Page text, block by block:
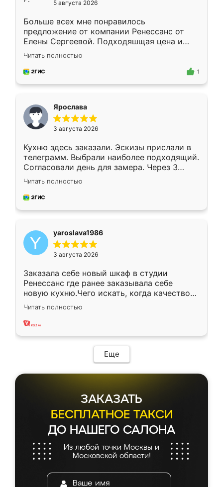
5 августа 2026
Больше всех мне понравилось
предложение от компании Ренессанс от
Елены Сергеевой. Подходяшщая цена и
короткие сроки изготовления. Приехавший
для замера сотрудник Владислав
предложил по моему эскизу самый
Читать полностью
1
Ярослава
3 августа 2026
Кухню здесь заказали. Эскизы прислали в
телеграмм. Выбрали наиболее подходящий.
Согласовали день для замера. Через 3
недели кухня была уже готова. Остались
довольны работой. Спасибо Ренессанс
мебель за качественную работу!
Читать полностью
yaroslava1986
3 августа 2026
Заказала себе новый шкаф в студии
Ренессанс где ранее заказывала себе
новую кухню.Чего искать, когда качеством
вполне довольна. Служит кухня уже почти
два года, нареканий нет.
Читать полностью
Еще
ЗАКАЗАТЬ
БЕСПЛАТНОЕ ТАКСИ
ДО НАШЕГО САЛОНА
Из любой точки Москвы и
Московской области!